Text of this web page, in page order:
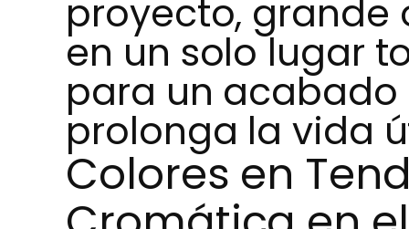
proyecto, grande
en un solo lugar
para un
prolonga la vida
Colores en